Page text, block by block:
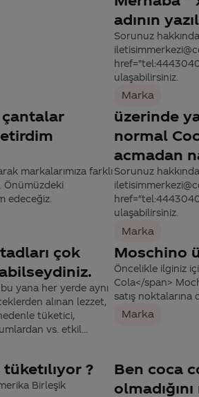
adının
Sorunuz
ulaşabilirsiniz.
Marka
çantalar
markalarımıza farklı
Önümüzdeki
edeceğiz.
üzerinde
normal
acmadan
Sorunuz
ulaşabilirsiniz.
Marka
çok
yana her yerde aynı
alınan lezzet,
tüketici,
vs. etkil...
Moschino
Öncelikle ilginiz
Cola</span>
satış noktalarına
Marka
?
Birleşik
Ben coca